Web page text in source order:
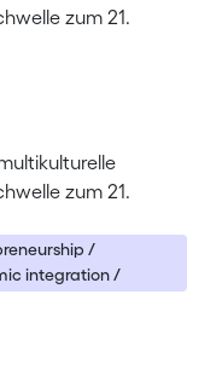
zum 21.
zum 21.
/
integration /